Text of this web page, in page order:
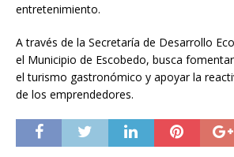
entretenimiento.
A través de la Secretaría de Desarrollo
el Municipio de Escobedo, busca
el turismo gastronómico y apoyar la
de los emprendedores.